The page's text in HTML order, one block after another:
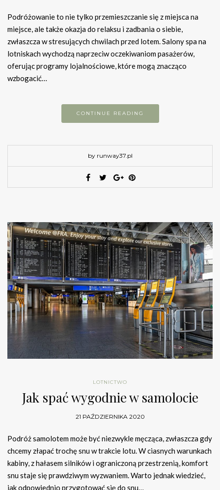
Podróżowanie to nie tylko przemieszczanie się z miejsca na
miejsce, ale także okazja do relaksu i zadbania o siebie,
zwłaszcza w stresujących chwilach przed lotem. Salony spa na
lotniskach wychodzą naprzeciw oczekiwaniom pasażerów,
oferując programy lojalnościowe, które mogą znacząco
wzbogacić…
CONTINUE READING
by runway37.pl
LOTNICTWO
Jak spać wygodnie w samolocie
21 PAŹDZIERNIKA 2020
Podróż samolotem może być niezwykle męcząca, zwłaszcza gdy
chcemy złapać trochę snu w trakcie lotu. W ciasnych warunkach
kabiny, z hałasem silników i ograniczoną przestrzenią, komfort
snu staje się prawdziwym wyzwaniem. Warto jednak wiedzieć,
jak odpowiednio przygotować się do snu…